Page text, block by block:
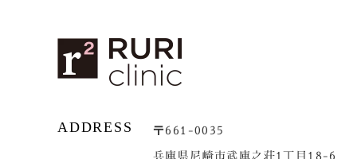
ADDRESS 〒661-0035
兵庫県尼崎市武庫之荘1丁目18-6